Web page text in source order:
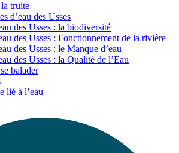
truite
d’eau des Usses
des Usses : la biodiversité
des Usses : Fonctionnement de la rivière
des Usses : le Manque d’eau
des Usses : la Qualité de l’Eau
balader
lié à l’eau